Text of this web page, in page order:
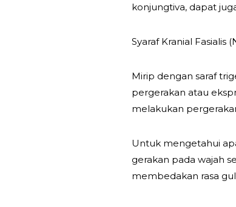
konjungtiva, dapat
Syaraf Kranial Fasialis
Mirip dengan saraf
pergerakan atau
melakukan
Untuk mengetahui
gerakan pada wajah
membedakan rasa